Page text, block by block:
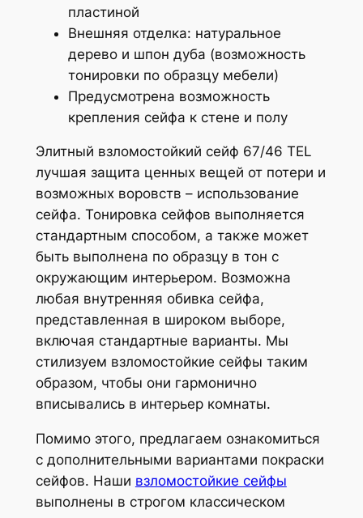
пластиной
Внешняя отделка: натуральное
дерево и шпон дуба (возможность
тонировки по образцу мебели)
Предусмотрена возможность
крепления сейфа к стене и полу
Элитный взломостойкий сейф 67/46 TEL
лучшая защита ценных вещей от потери и
возможных воровств – использование
сейфа. Тонировка сейфов выполняется
стандартным способом, а также может
быть выполнена по образцу в тон с
окружающим интерьером. Возможна
любая внутренняя обивка сейфа,
представленная в широком выборе,
включая стандартные варианты. Мы
стилизуем взломостойкие сейфы таким
образом, чтобы они гармонично
вписывались в интерьер комнаты.
Помимо этого, предлагаем ознакомиться
с дополнительными вариантами покраски
сейфов. Наши взломостойкие сейфы
выполнены в строгом классическом